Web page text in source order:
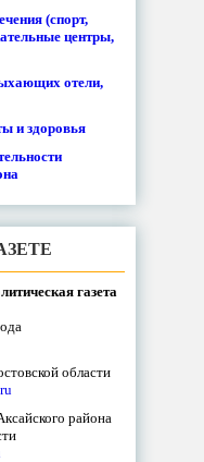
(спорт,
центры,
отели,
и здоровья
газета
области
района